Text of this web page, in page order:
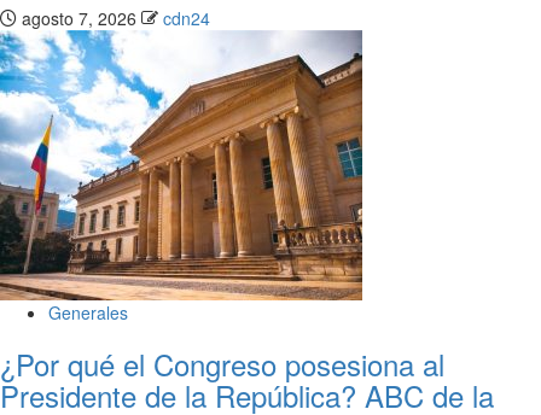
agosto 7, 2026 cdn24
Generales
¿Por qué el Congreso posesiona al
Presidente de la República? ABC de la